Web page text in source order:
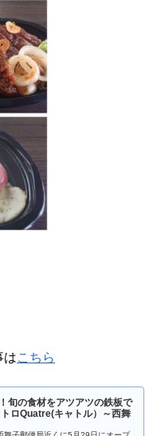
はこちら
旬の食材をアツアツの鉄板で
ロQuatre(キャトル）～西舞